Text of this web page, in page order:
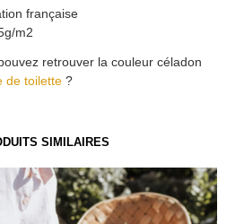
française
m2
retrouver la couleur céladon
de toilette ?
SIMILAIRES